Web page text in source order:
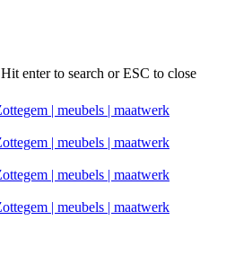
Hit enter to search or ESC to close